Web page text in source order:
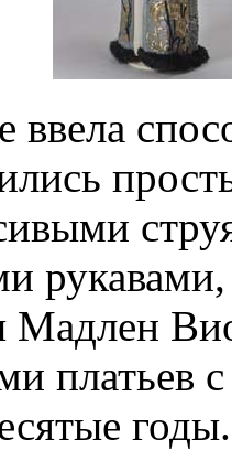
Мадлен
платьев
годы.